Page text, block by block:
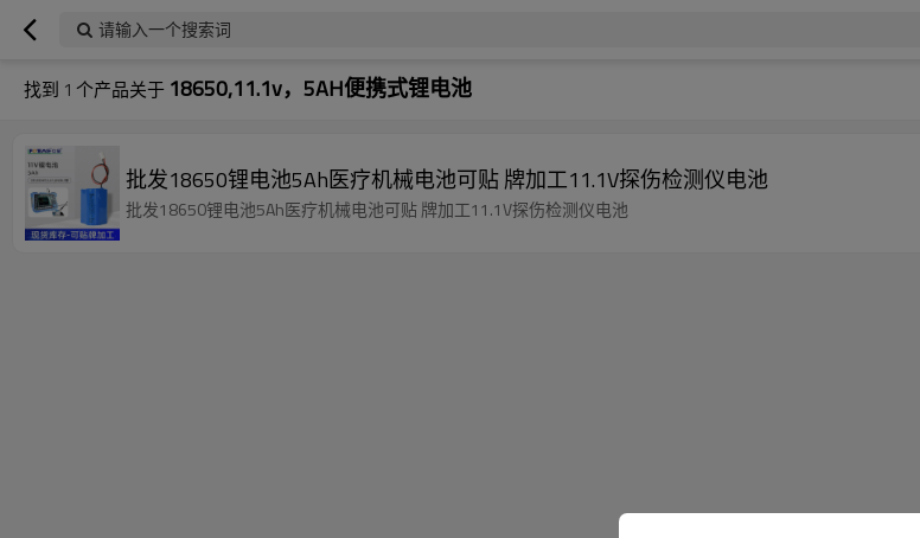
请输入一个搜索词
找到 1 个产品关于 18650,11.1v，5AH便携式锂电池
批发18650锂电池5Ah医疗机械电池可贴 牌加工11.1V探伤检测仪电池
批发18650锂电池5Ah医疗机械电池可贴 牌加工11.1V探伤检测仪电池